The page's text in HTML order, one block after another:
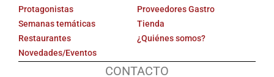
Protagonistas
Semanas temáticas
Restaurantes
Novedades/Eventos
Proveedores Gastro
Tienda
¿Quiénes somos?
CONTACTO